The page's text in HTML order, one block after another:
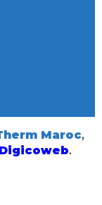
Maroc,
Digicoweb.